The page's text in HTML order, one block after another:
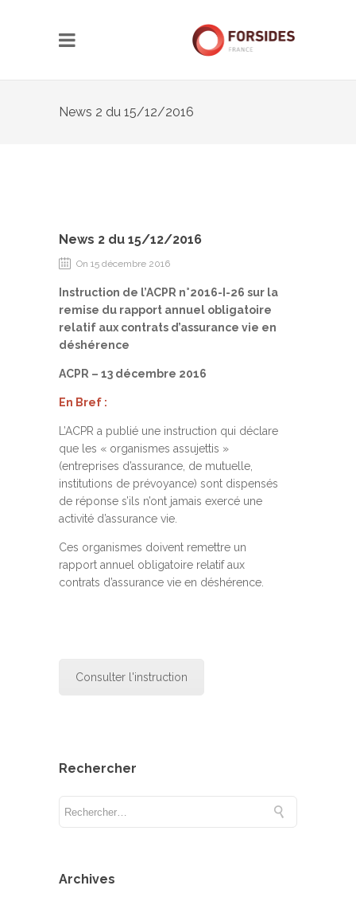
News 2 du 15/12/2016
News 2 du 15/12/2016
On 15 décembre 2016
Instruction de l’ACPR n°2016-I-26 sur la
remise du rapport annuel obligatoire
relatif aux contrats d’assurance vie en
déshérence
ACPR – 13 décembre 2016
En Bref :
L’ACPR a publié une instruction qui déclare
que les « organismes assujettis »
(entreprises d’assurance, de mutuelle,
institutions de prévoyance) sont dispensés
de réponse s’ils n’ont jamais exercé une
activité d’assurance vie.
Ces organismes doivent remettre un
rapport annuel obligatoire relatif aux
contrats d’assurance vie en déshérence.
Consulter l'instruction
Rechercher
Archives